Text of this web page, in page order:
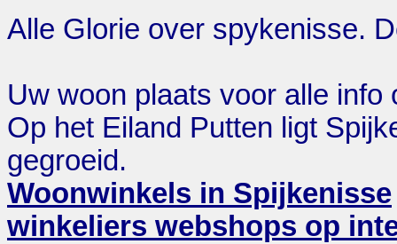
Alle Glorie over spykenisse.
Uw woon plaats voor alle
Op het Eiland Putten ligt
gegroeid.
Woonwinkels in Spijkenisse
winkeliers webshops op